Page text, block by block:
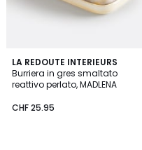
LA REDOUTE INTERIEURS
Burriera in gres smaltato
reattivo perlato, MADLENA
CHF 25.95
5
/
5